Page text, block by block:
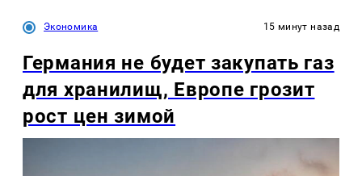
Экономика 15 минут назад
Германия не будет закупать газ
для хранилищ, Европе грозит
рост цен зимой